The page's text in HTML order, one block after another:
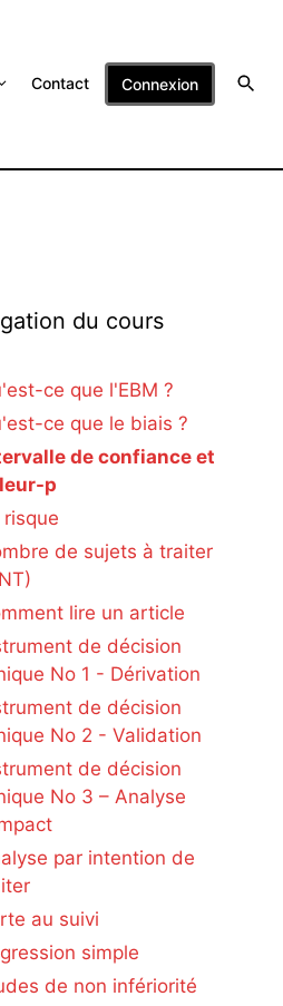
Contact Connexion
du cours
ce que l'EBM ?
ce que le biais ?
de confiance et
p
risque
de sujets à traiter
lire un article
de décision
No 1 - Dérivation
de décision
No 2 - Validation
de décision
No 3 – Analyse
par intention de
au suivi
simple
de non infériorité